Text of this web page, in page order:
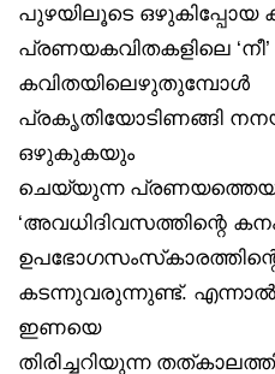
പുഴയിലൂടെ ഒഴുകിപ്പോയ
പ്രണയകവിതകളിലെ
കവിതയിലെഴുതുമ്പോൾ
പ്രകൃതിയോടിണങ്ങി
ഒഴുകുകയും
ചെയ്യുന്ന
‘അവധിദിവസത്തിന്റെ
ഉപഭോഗസംസ്‌കാരത്തിന്റെ
കടന്നുവരുന്നുണ്ട്.
ഇണയെ
തിരിച്ചറിയുന്ന